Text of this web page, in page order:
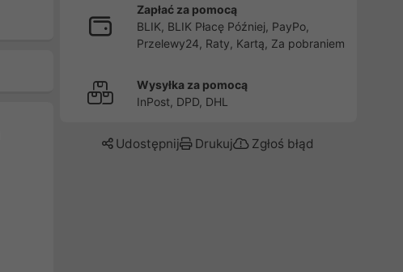
Zapłać za pomocą
BLIK, BLIK Płacę Później, PayPo,
Przelewy24, Raty, Kartą, Za pobraniem
Wysyłka za pomocą
InPost, DPD, DHL
Udostępnij Drukuj Zgłoś błąd